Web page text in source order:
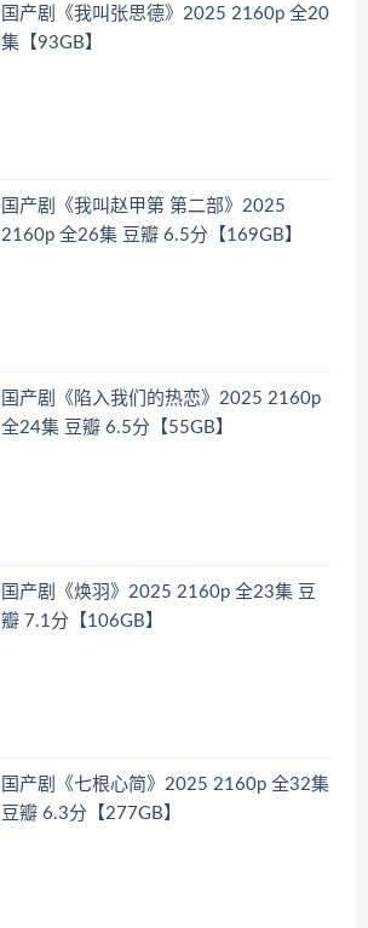
国产剧《我叫张思德》2025 2160p 全20
集【93GB】
国产剧《我叫赵甲第 第二部》2025
2160p 全26集 豆瓣 6.5分【169GB】
国产剧《陷入我们的热恋》2025 2160p
全24集 豆瓣 6.5分【55GB】
国产剧《焕羽》2025 2160p 全23集 豆
瓣 7.1分【106GB】
国产剧《七根心简》2025 2160p 全32集
豆瓣 6.3分【277GB】